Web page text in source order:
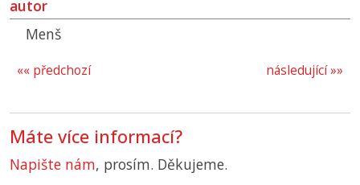
autor
Menš
následující »»
«« předchozí
Máte více informací?
Napište nám, prosím. Děkujeme.